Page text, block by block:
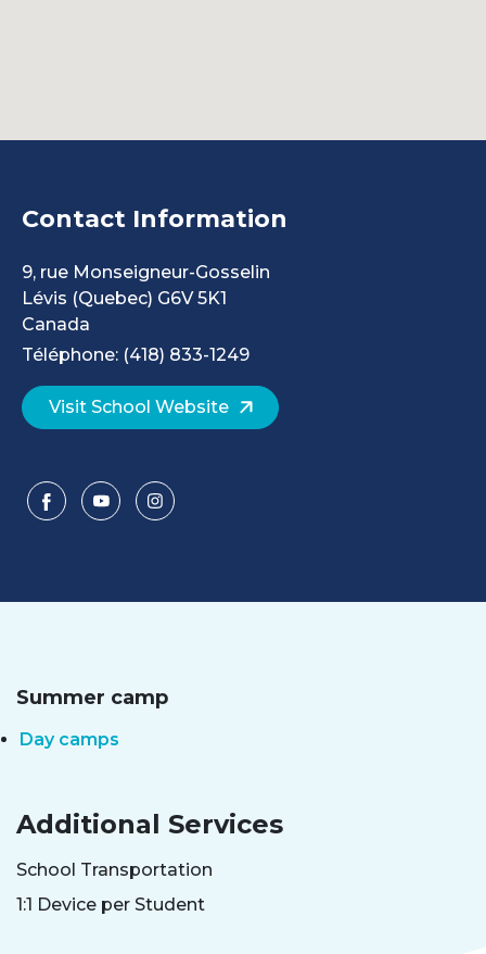
Contact Information
9, rue Monseigneur-Gosselin
Lévis (Quebec) G6V 5K1
Canada
Téléphone: (418) 833-1249
Visit School Website
Summer camp
Day camps
Additional Services
School Transportation
1:1 Device per Student